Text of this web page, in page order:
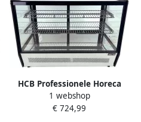
HCB Professionele Horeca
Luxe koelvitrine 160 liter
230V RVS INOX
1 webshop
€ 724,99